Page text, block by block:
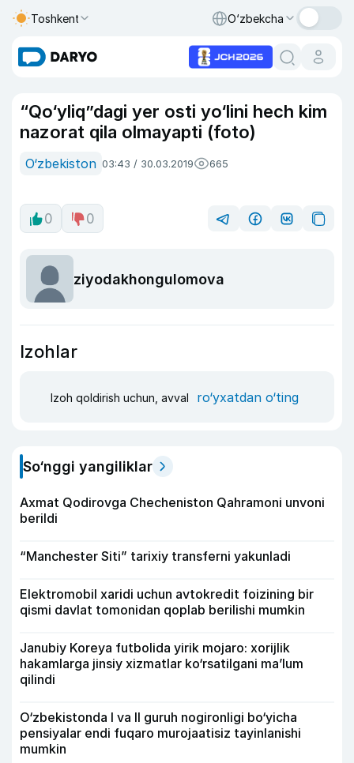
Toshkent O‘zbekcha
“Qo‘yliq”dagi yer osti yo‘lini hech kim
nazorat qila olmayapti (foto)
O‘zbekiston 03:43 / 30.03.2019 665
0 0
ziyodakhongulomova
Izohlar
Izoh qoldirish uchun, avval ro‘yxatdan o‘ting
So‘nggi yangiliklar
Axmat Qodirovga Checheniston Qahramoni unvoni
berildi
“Manchester Siti” tarixiy transferni yakunladi
Elektromobil xaridi uchun avtokredit foizining bir
qismi davlat tomonidan qoplab berilishi mumkin
Janubiy Koreya futbolida yirik mojaro: xorijlik
hakamlarga jinsiy xizmatlar ko‘rsatilgani ma’lum
qilindi
O‘zbekistonda I va II guruh nogironligi bo‘yicha
pensiyalar endi fuqaro murojaatisiz tayinlanishi
mumkin